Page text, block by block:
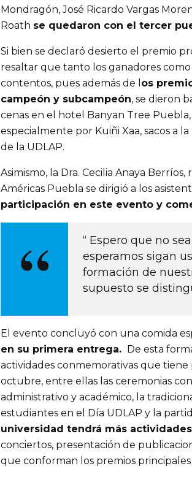
Mondragón, José Ricardo Vargas
Roath se quedaron con el tercer
Si bien se declaró desierto el premio
resaltar que tanto los ganadores
contentos, pues además de l os
campeón y subcampeón, se dieron
cenas en el hotel Banyan Tree
especialmente por Kuiñi Xaa, sacos a
de la UDLAP.
Asimismo, la Dra. Cecilia Anaya
Américas Puebla se dirigió a los
participación en este evento y
“ Espero que no
esperamos sigan
formación de
supuesto se
El evento concluyó con una comida
en su primera entrega. De esta
actividades conmemorativas que tiene
octubre, entre ellas las ceremonias
administrativo y académico, la
estudiantes en el Día UDLAP y la
universidad tendrá más
conciertos, presentación de
que conforman los premios